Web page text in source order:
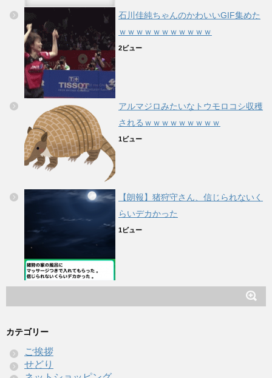
石川佳純ちゃんのかわいいGIF集めた
ｗｗｗｗｗｗｗｗｗｗｗ
2ビュー
アルマジロみたいなトウモロコシ収穫
されるｗｗｗｗｗｗｗｗｗ
1ビュー
【朗報】猪狩守さん、信じられないく
らいデカかった
1ビュー
カテゴリー
ご挨拶
せどり